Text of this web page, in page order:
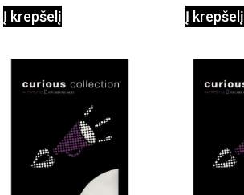
Į krepšelį Į krepšelį